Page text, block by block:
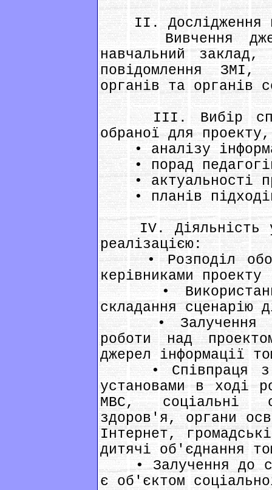
II. Дослідження
Вивчення
навчальний
повідомлення ЗМІ,
органів та органів
III. Вибір
обраної для
• аналізу
• порад
• актуальності
• планів підходів
IV. Діяльність
реалізацією:
• Розподіл
керівниками проекту
• Використання
складання сценарію
• Залучення
роботи над
джерел інформації
• Співпраця з
установами в ході
МВС, соціальні
здоров'я, органи
Інтернет,
дитячі об'єднання
• Залучення до
є об'єктом